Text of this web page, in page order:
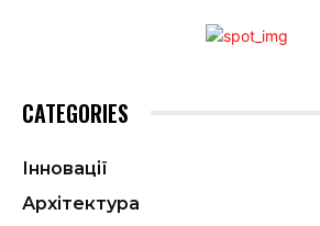
CATEGORIES
Інновації
Архітектура